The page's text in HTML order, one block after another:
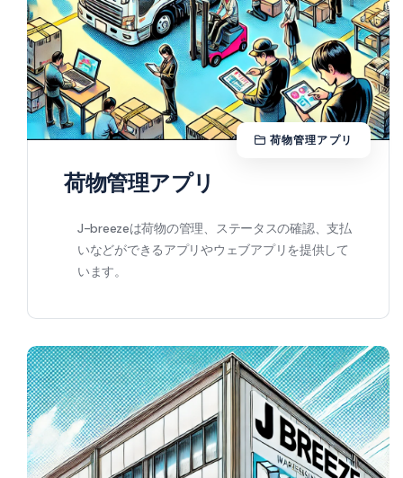
荷物管理アプリ
J-breezeは荷物の管理、ステータスの確認、支払
いなどができるアプリやウェブアプリを提供して
います。
荷物管理アプリ